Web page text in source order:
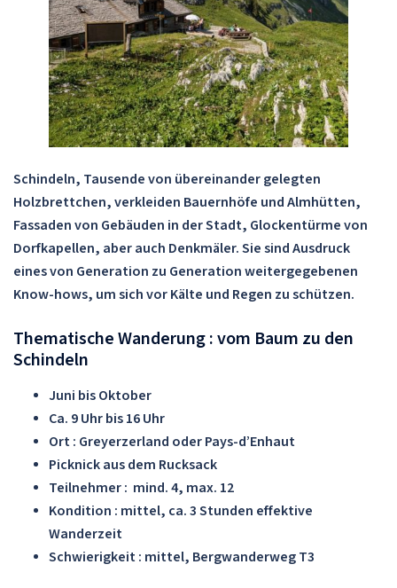
Schindeln, Tausende von übereinander gelegten
Holzbrettchen, verkleiden Bauernhöfe und Almhütten,
Fassaden von Gebäuden in der Stadt, Glockentürme von
Dorfkapellen, aber auch Denkmäler. Sie sind Ausdruck
eines von Generation zu Generation weitergegebenen
Know-hows, um sich vor Kälte und Regen zu schützen.
Thematische Wanderung : vom Baum zu den
Schindeln
Juni bis Oktober
Ca. 9 Uhr bis 16 Uhr
Ort : Greyerzerland oder Pays-d’Enhaut
Picknick aus dem Rucksack
Teilnehmer : mind. 4, max. 12
Kondition : mittel, ca. 3 Stunden effektive
Wanderzeit
Schwierigkeit : mittel, Bergwanderweg T3